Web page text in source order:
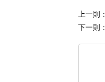
上一則：
下一則：